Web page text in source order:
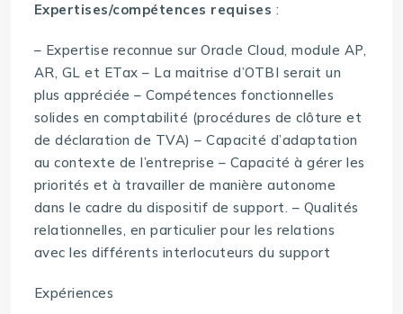
Expertises/compétences requises :
– Expertise reconnue sur Oracle Cloud, module AP,
AR, GL et ETax – La maitrise d’OTBI serait un
plus appréciée – Compétences fonctionnelles
solides en comptabilité (procédures de clôture et
de déclaration de TVA) – Capacité d’adaptation
au contexte de l’entreprise – Capacité à gérer les
priorités et à travailler de manière autonome
dans le cadre du dispositif de support. – Qualités
relationnelles, en particulier pour les relations
avec les différents interlocuteurs du support
Expériences